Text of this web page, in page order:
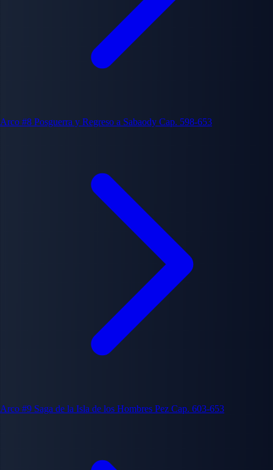
Arco #8 Posguerra y Regreso a Sabaody Cap. 598-653
Arco #9 Saga de la Isla de los Hombres Pez Cap. 603-653